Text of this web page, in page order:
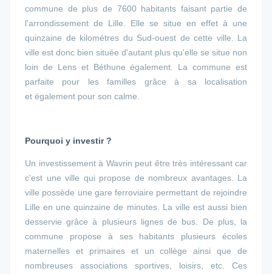
commune de plus de 7600 habitants faisant partie de
l'arrondissement de Lille. Elle se situe en effet à une
quinzaine de kilométres du Sud-ouest de cette ville. La
ville est donc bien située d'autant plus qu'elle se situe non
loin de Lens et Béthune également. La commune est
parfaite pour les familles grâce à sa localisation
et également pour son calme.
Pourquoi y investir ?
Un investissement à Wavrin peut être très intéressant car
c'est une ville qui propose de nombreux avantages. La
ville possède une gare ferroviaire permettant de rejoindre
Lille en une quinzaine de minutes. La ville est aussi bien
desservie grâce à plusieurs lignes de bus. De plus, la
commune propose à ses habitants plusieurs écoles
maternelles et primaires et un collège ainsi que de
nombreuses associations sportives, loisirs, etc. Ces